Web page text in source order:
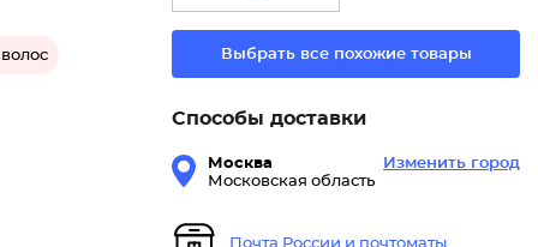
Выбрать все похожие товары
Способы доставки
Москва
Московская область
Изменить город
Почта России и почтоматы